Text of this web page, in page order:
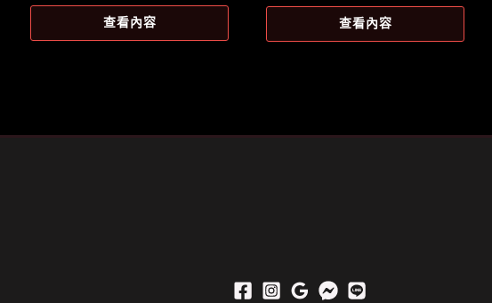
NT$1,279。
價
格：
NT$1,135。
查看內容 查看內容